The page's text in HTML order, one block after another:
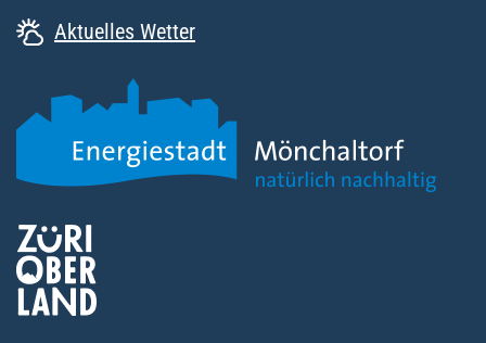
Aktuelles Wetter